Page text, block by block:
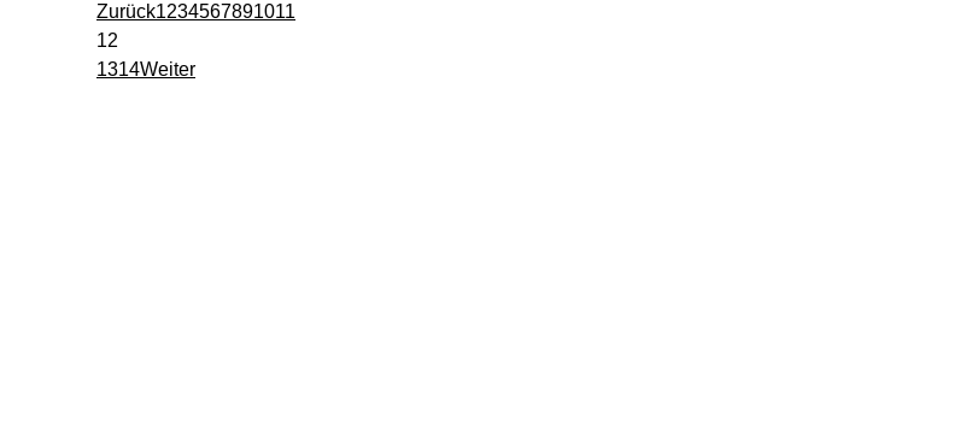
Zurück1234567891011
12
1314Weiter